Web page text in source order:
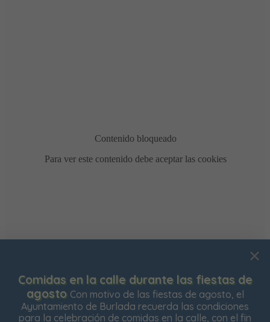
Comidas en la calle durante las fiestas de
agosto Con motivo de las fiestas de agosto, el
Ayuntamiento de Burlada recuerda las condiciones
para la celebración de comidas en la calle, con el fin
Usamos cookies para mejorar su experiencia de
navegación en nuestra web, para mostrarle contenidos
personalizados y analizar el tráfico de nuestra web.